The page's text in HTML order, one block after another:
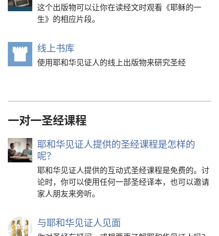
这个出版物可以让你在读经文时观看《耶稣的一
生》的相应片段。
线上书库
开
使用耶和华见证人的线上出版物来研究圣经
一对一圣经课程
耶和华见证人提供的圣经课程是怎样的
呢？
耶和华见证人提供的互动式圣经课程是免费的。讨
论时，你可以使用任何一部圣经译本，也可以邀请
家人朋友来旁听。
与耶和华见证人见面